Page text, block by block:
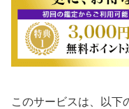
このサービスは、以下